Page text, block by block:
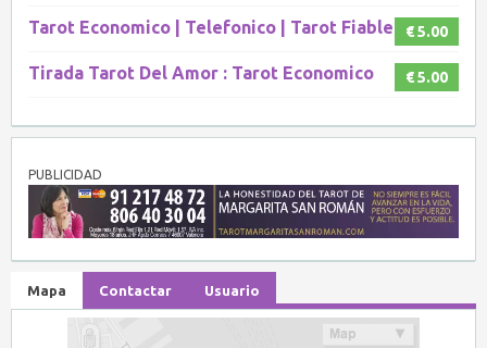
€ 5.00
Tarot Economico | Telefonico | Tarot Fiable
€ 5.00
Tirada Tarot Del Amor : Tarot Economico
PUBLICIDAD
Mapa Contactar Usuario